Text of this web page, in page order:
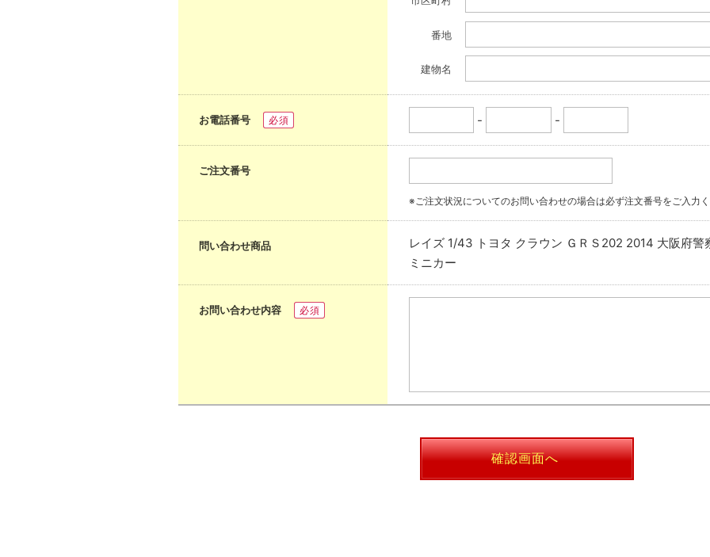
番地
建物名
お電話番号 必須 - -
ご注文番号
※ご注文状況についてのお問い合わせの場合は必ず注文番号をご入力
問い合わせ商品
レイズ 1/43 トヨタ クラウン ＧＲＳ202 2014 大阪府
ミニカー
お問い合わせ内容 必須
確認画面へ